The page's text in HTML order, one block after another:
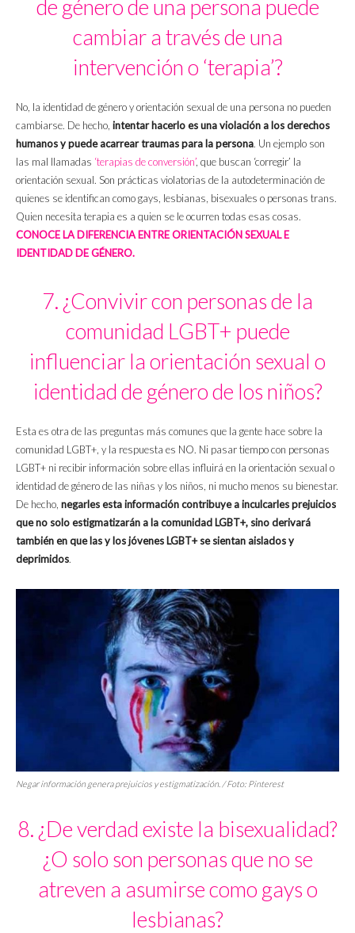
de género de una persona puede
cambiar a través de una
intervención o ‘terapia’?
No, la identidad de género y orientación sexual de una persona no pueden
cambiarse. De hecho, intentar hacerlo es una violación a los derechos
humanos y puede acarrear traumas para la persona. Un ejemplo son
las mal llamadas ‘terapias de conversión’, que buscan ‘corregir’ la
orientación sexual. Son prácticas violatorias de la autodeterminación de
quienes se identifican como gays, lesbianas, bisexuales o personas trans.
Quien necesita terapia es a quien se le ocurren todas esas cosas.
CONOCE LA DIFERENCIA ENTRE ORIENTACIÓN SEXUAL E
IDENTIDAD DE GÉNERO.
7. ¿Convivir con personas de la
comunidad LGBT+ puede
influenciar la orientación sexual o
identidad de género de los niños?
Esta es otra de las preguntas más comunes que la gente hace sobre la
comunidad LGBT+, y la respuesta es NO. Ni pasar tiempo con personas
LGBT+ ni recibir información sobre ellas influirá en la orientación sexual o
identidad de género de las niñas y los niños, ni mucho menos su bienestar.
De hecho, negarles esta información contribuye a inculcarles prejuicios
que no solo estigmatizarán a la comunidad LGBT+, sino derivará
también en que las y los jóvenes LGBT+ se sientan aislados y
deprimidos.
Negar información genera prejuicios y estigmatización. / Foto: Pinterest
8. ¿De verdad existe la bisexualidad?
¿O solo son personas que no se
atreven a asumirse como gays o
lesbianas?